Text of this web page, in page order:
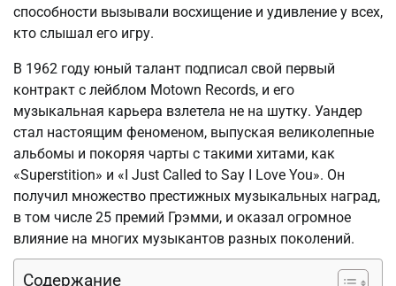
способности вызывали восхищение и удивление у всех,
кто слышал его игру.
В 1962 году юный талант подписал свой первый
контракт с лейблом Motown Records, и его
музыкальная карьера взлетела не на шутку. Уандер
стал настоящим феноменом, выпуская великолепные
альбомы и покоряя чарты с такими хитами, как
«Superstition» и «I Just Called to Say I Love You». Он
получил множество престижных музыкальных наград,
в том числе 25 премий Грэмми, и оказал огромное
влияние на многих музыкантов разных поколений.
Содержание